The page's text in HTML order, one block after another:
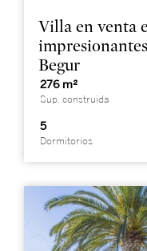
Villa en venta
Begur
276 m²
Sup. construida
5
Dormitorios